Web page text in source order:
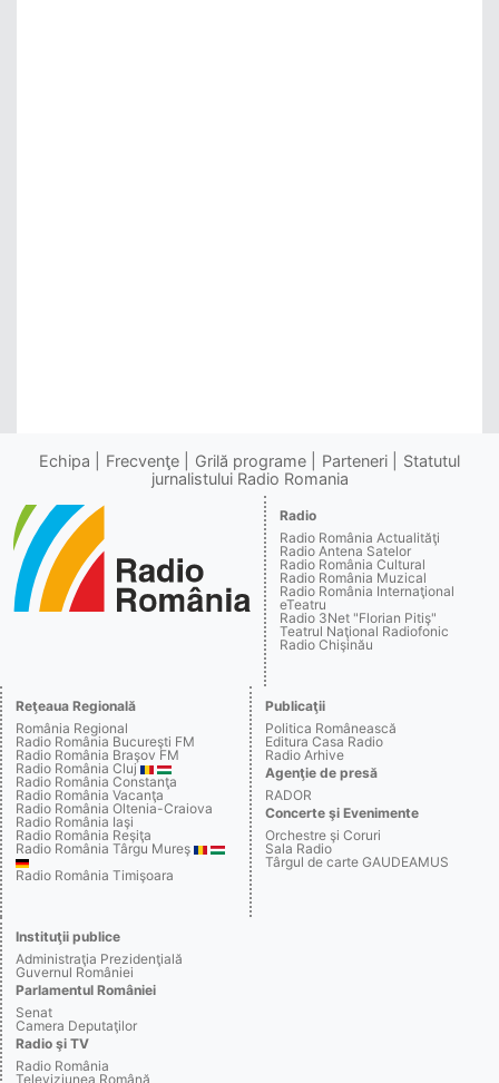
Echipa Frecvenţe Grilă programe Parteneri
Statutul
jurnalistului Radio Romania
Radio
Radio România Actualităţi
Radio Antena Satelor
Radio România Cultural
Radio România Muzical
Radio România Internaţional
eTeatru
Radio 3Net "Florian Pitiş"
Teatrul Naţional Radiofonic
Radio Chişinău
Reţeaua Regională
România Regional
Radio România Bucureşti FM
Radio România Braşov FM
Radio România Cluj
Radio România Constanţa
Radio România Vacanţa
Radio România Oltenia-Craiova
Radio România Iaşi
Radio România Reşiţa
Radio România Târgu Mureş
Radio România Timişoara
Publicaţii
Politica Românească
Editura Casa Radio
Radio Arhive
Agenţie de presă
RADOR
Concerte şi Evenimente
Orchestre şi Coruri
Sala Radio
Târgul de carte GAUDEAMUS
Instituţii publice
Administraţia Prezidenţială
Guvernul României
Parlamentul României
Senat
Camera Deputaţilor
Radio şi TV
Radio România
Televiziunea Română